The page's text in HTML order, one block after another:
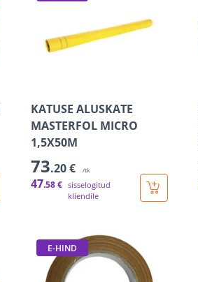
KATUSE ALUSKATE
MASTERFOL MICRO
1,5X50M
73.20 € /tk
47.58 € sisselogitud
kliendile
E-HIND